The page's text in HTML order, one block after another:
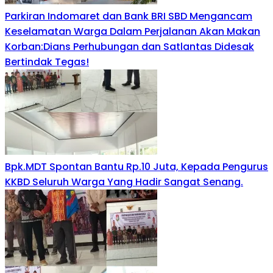
Parkiran Indomaret dan Bank BRI SBD Mengancam
Keselamatan Warga Dalam Perjalanan Akan Makan
Korban:Dians Perhubungan dan Satlantas Didesak
Bertindak Tegas!
Bpk.MDT Spontan Bantu Rp.10 Juta, Kepada Pengurus
KKBD Seluruh Warga Yang Hadir Sangat Senang.